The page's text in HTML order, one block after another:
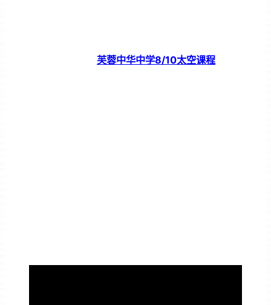
芙蓉中华中学8/10太空课程